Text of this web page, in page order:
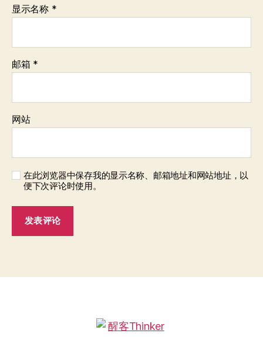
显示名称 *
邮箱 *
网站
在此浏览器中保存我的显示名称、邮箱地址和网站地址，以
便下次评论时使用。